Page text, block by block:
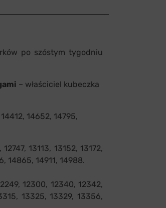
po szóstym tygodniu
– właściciel kubeczka
14652, 14795,
13113, 13152, 13172,
14865, 14911, 14988.
12300, 12340, 12342,
13325, 13329, 13356,